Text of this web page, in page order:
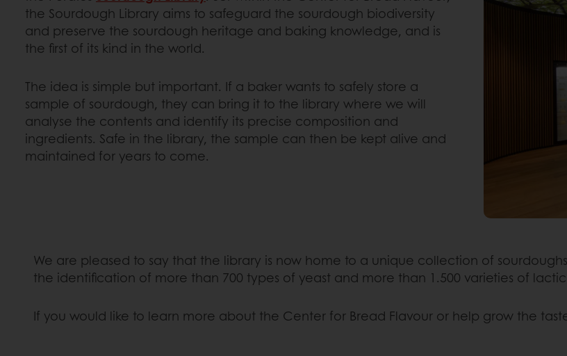
the Sourdough Library aims to safeguard the sourdough biodiversity
and preserve the sourdough heritage and baking knowledge, and is
the first of its kind in the world.
The idea is simple but important. If a baker wants to safely store a
sample of sourdough, they can bring it to the library where we will
analyse the contents and identify its precise composition and
ingredients. Safe in the library, the sample can then be kept alive and
maintained for years to come.
We are pleased to say that the library is now home to a unique collection of
the identification of more than 700 types of yeast and more than 1.500 varieties of
If you would like to learn more about the Center for Bread Flavour or help grow the